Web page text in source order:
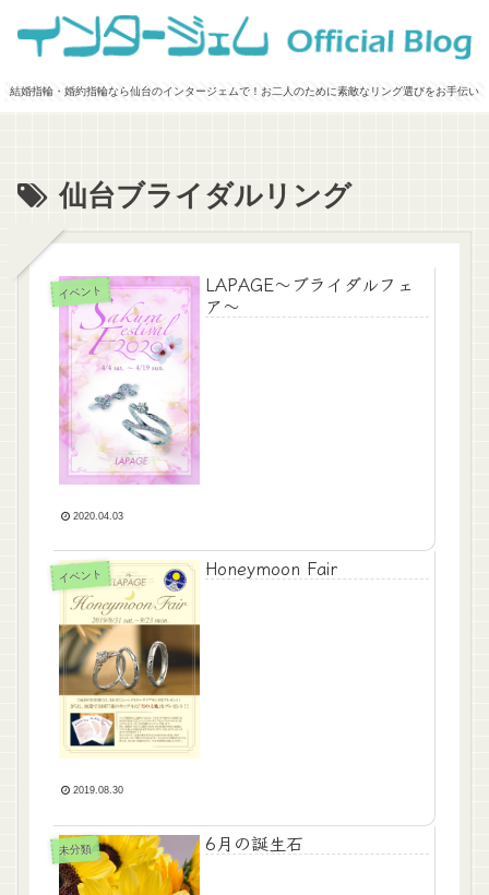
結婚指輪・婚約指輪なら仙台のインタージェムで！お二人のために素敵なリング選びをお手伝い
仙台ブライダルリング
イベント
LAPAGE～ブライダルフェ
ア～
2020.04.03
イベント Honeymoon Fair
2019.08.30
未分類 6月の誕生石